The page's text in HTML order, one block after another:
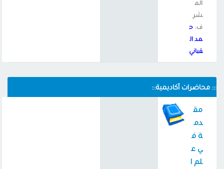
الم
شر
ف: ح
مد ال
قباني
::: محاضرات أكاديمية:::
مق
دم
ة ف
ي ع
لم ا